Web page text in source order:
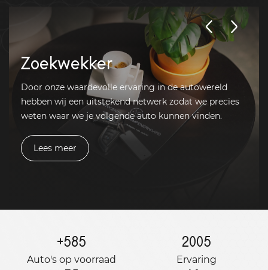
Zoekwekker
Door onze waardevolle ervaring in de autowereld
hebben wij een uitstekend netwerk zodat we precies
weten waar we je volgende auto kunnen vinden.
Lees meer
+585
Auto's op voorraad
2005
Ervaring